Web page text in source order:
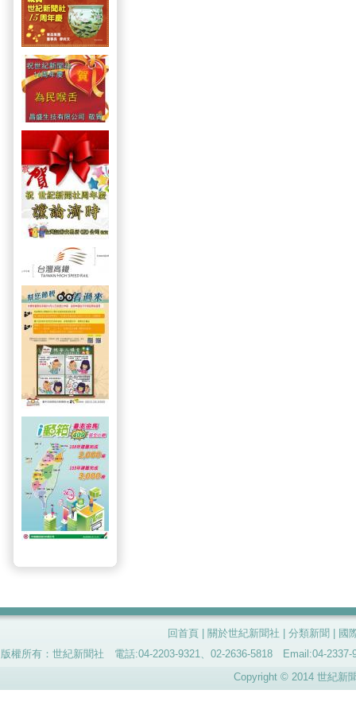
回首頁 關於世紀新聞社 分類新聞
國
版權所有：世紀新聞社 電話:04-2203-9321、02-2636-5818 Email:04-
Copyright © 2014 世紀新